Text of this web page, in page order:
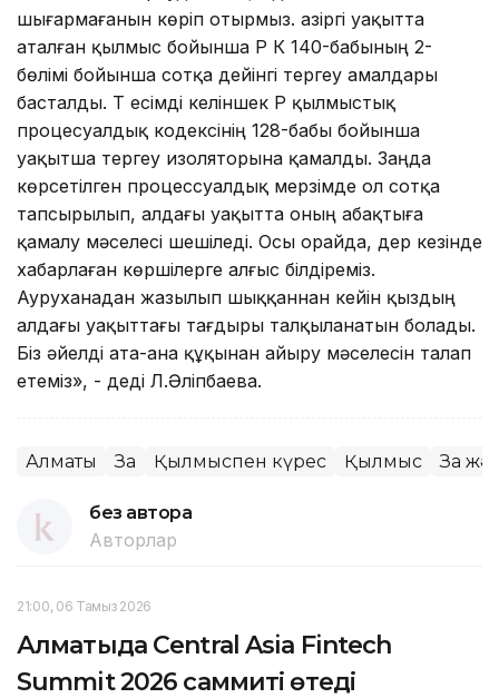
шығармағанын көріп отырмыз. Қазіргі уақытта
аталған қылмыс бойынша ҚР ҚК 140-бабының 2-
бөлімі бойынша сотқа дейінгі тергеу амалдары
басталды. Т есімді келіншек ҚР қылмыстық
процесуалдық кодексінің 128-бабы бойынша
уақытша тергеу изоляторына қамалды. Заңда
көрсетілген процессуалдық мерзімде ол сотқа
тапсырылып, алдағы уақытта оның абақтыға
қамалу мәселесі шешіледі. Осы орайда, дер кезінде
хабарлаған көршілерге алғыс білдіреміз.
Ауруханадан жазылып шыққаннан кейін қыздың
алдағы уақыттағы тағдыры талқыланатын болады.
Біз әйелді ата-ана құқынан айыру мәселесін талап
етеміз», - деді Л.Әліпбаева.
Алматы Заң Қылмыспен күрес Қылмыс Заң
без автора
Авторлар
21:00, 06 Тамыз 2026
Алматыда Central Asia Fintech
Summit 2026 саммиті өтеді